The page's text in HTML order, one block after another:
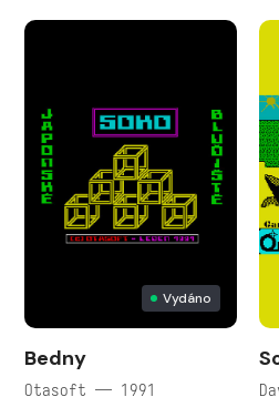
Vydáno
Bedny
Otasoft — 1991